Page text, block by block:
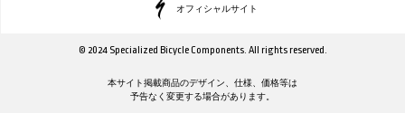
オフィシャルサイト
© 2024 Specialized Bicycle Components. All rights reserved.
本サイト掲載商品のデザイン、仕様、価格等は
予告なく変更する場合があります。